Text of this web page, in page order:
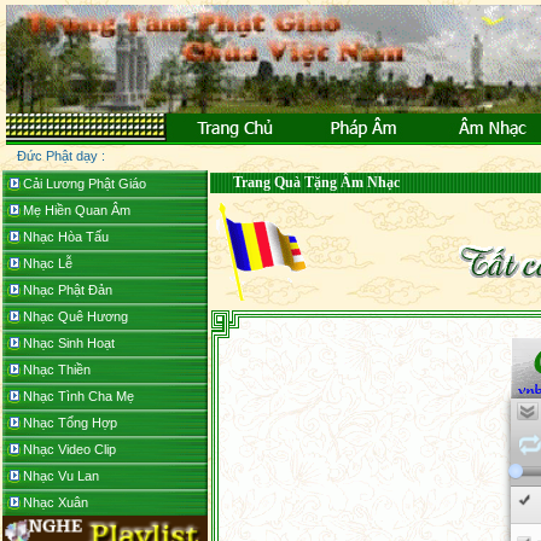
Đức Phật dạy :
Cải Lương Phật Giáo
Mẹ Hiền Quan Âm
Nhạc Hòa Tấu
Nhạc Lễ
Nhạc Phật Đản
Nhạc Quê Hương
Nhạc Sinh Hoạt
Nhạc Thiền
Nhạc Tình Cha Mẹ
Nhạc Tổng Hợp
Nhạc Video Clip
Nhạc Vu Lan
Nhạc Xuân
Trang Quà Tặng Âm Nhạc